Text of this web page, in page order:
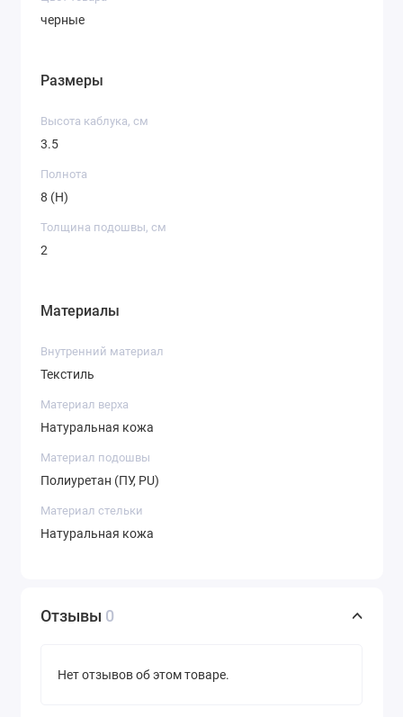
черные
Размеры
Высота каблука, см
3.5
Полнота
8 (H)
Толщина подошвы, см
2
Материалы
Внутренний материал
Текстиль
Материал верха
Натуральная кожа
Материал подошвы
Полиуретан (ПУ, PU)
Материал стельки
Натуральная кожа
Отзывы 0
Нет отзывов об этом товаре.